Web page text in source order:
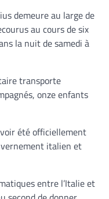
demeure au large de
au cours de six
la nuit de samedi à
transporte
onze enfants
été officiellement
italien et
entre l’Italie et